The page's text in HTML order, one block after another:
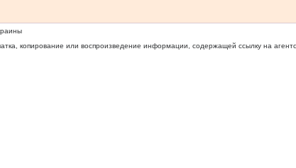
копирование или воспроизведение информации, содержащей ссылку на